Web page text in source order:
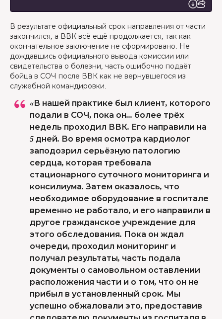
В результате официальный срок направления от части
закончился, а ВВК всё ещё продолжается, так как
окончательное заключение не сформировано. Не
дождавшись официального вывода комиссии или
свидетельства о болезни, часть ошибочно подаёт
бойца в СОЧ после ВВК как не вернувшегося из
служебной командировки.
«В нашей практике был клиент, которого
подали в СОЧ, пока он... более трёх
недель проходил ВВК. Его направили на
5 дней. Во время осмотра кардиолог
заподозрил серьёзную патологию
сердца, которая требовала
стационарного суточного мониторинга и
консилиума. Затем оказалось, что
необходимое оборудование в госпитале
временно не работало, и его направили в
другое гражданское учреждение для
этого обследования. Пока он ждал
очереди, проходил мониторинг и
получал результаты, часть подала
документы о самовольном оставлении
расположения части и о том, что он не
прибыл в установленный срок. Мы
успешно обжаловали это, предоставив